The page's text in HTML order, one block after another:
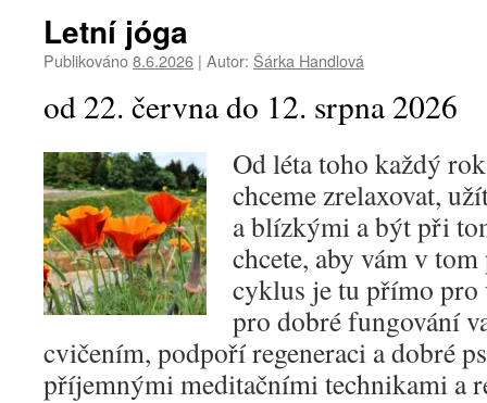
Letní jóga
Publikováno8.6.2026 | Autor: Šárka Handlová
od 22. června do 12. srpna 2026
Od léta toho každý
chceme zrelaxovat,
a blízkými a být při
chcete, aby vám v
cyklus je tu přímo
pro dobré fungování
cvičením, podpoří regeneraci a dobré
příjemnými meditačními technikami a